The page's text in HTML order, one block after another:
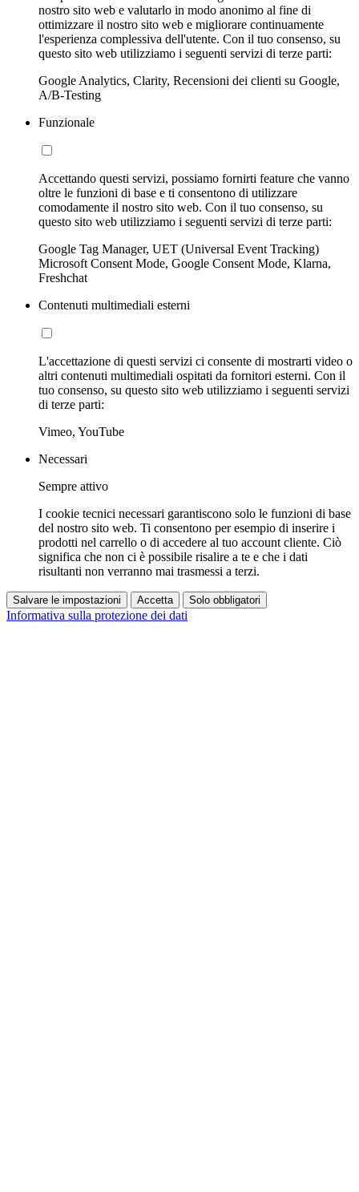
nostro sito web e valutarlo in modo anonimo al fine di
ottimizzare il nostro sito web e migliorare continuamente
l'esperienza complessiva dell'utente. Con il tuo consenso, su
questo sito web utilizziamo i seguenti servizi di terze parti:
Google Analytics, Clarity, Recensioni dei clienti su Google,
A/B-Testing
Funzionale
Accettando questi servizi, possiamo fornirti feature che vanno
oltre le funzioni di base e ti consentono di utilizzare
comodamente il nostro sito web. Con il tuo consenso, su
questo sito web utilizziamo i seguenti servizi di terze parti:
Google Tag Manager, UET (Universal Event Tracking)
Microsoft Consent Mode, Google Consent Mode, Klarna,
Freshchat
Contenuti multimediali esterni
L'accettazione di questi servizi ci consente di mostrarti video o
altri contenuti multimediali ospitati da fornitori esterni. Con il
tuo consenso, su questo sito web utilizziamo i seguenti servizi
di terze parti:
Vimeo, YouTube
Necessari
Sempre attivo
I cookie tecnici necessari garantiscono solo le funzioni di base
del nostro sito web. Ti consentono per esempio di inserire i
prodotti nel carrello o di accedere al tuo account cliente. Ciò
significa che non ci è possibile risalire a te e che i dati
risultanti non verranno mai trasmessi a terzi.
Salvare le impostazioni Accetta Solo obbligatori
Informativa sulla protezione dei dati